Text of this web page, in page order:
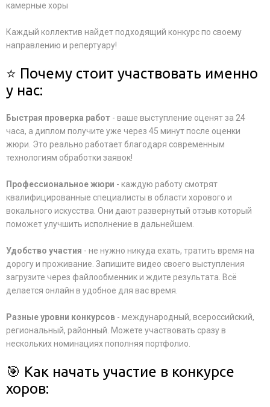
камерные хоры
Каждый коллектив найдет подходящий конкурс по своему
направлению и репертуару!
⭐ Почему стоит участвовать именно
у нас:
Быстрая проверка работ - ваше выступление оценят за 24
часа, а диплом получите уже через 45 минут после оценки
жюри. Это реально работает благодаря современным
технологиям обработки заявок!
Профессиональное жюри - каждую работу смотрят
квалифицированные специалисты в области хорового и
вокального искусства. Они дают развернутый отзыв который
поможет улучшить исполнение в дальнейшем.
Удобство участия - не нужно никуда ехать, тратить время на
дорогу и проживание. Запишите видео своего выступления
загрузите через файлообменник и ждите результата. Всё
делается онлайн в удобное для вас время.
Разные уровни конкурсов - международный, всероссийский,
региональный, районный. Можете участвовать сразу в
нескольких номинациях пополняя портфолио.
🎯 Как начать участие в конкурсе
хоров: